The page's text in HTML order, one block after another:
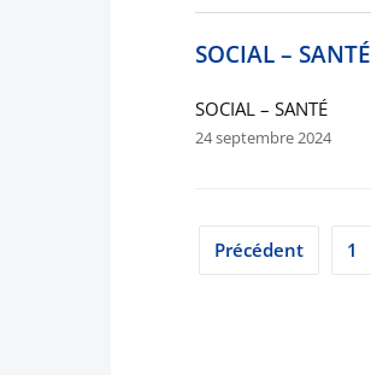
SOCIAL – SANTÉ
SOCIAL – SANTÉ
24 septembre 2024
Pagination
Précédent 1